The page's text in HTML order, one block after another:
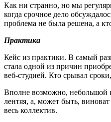
Как ни странно, но мы
когда срочное дело
проблема не была решена, а
Практика
Кейс из практики. В самый
стала одной из причин
веб-студией. Кто срывал
Вполне возможно, небольшой
лентяя, а, может быть,
весь коллектив.